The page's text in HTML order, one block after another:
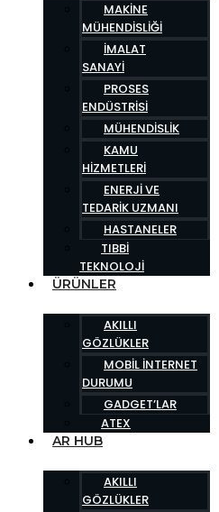
MAKINE
MÜHENDISLIĞI
İMALAT
SANAYI
PROSES
ENDÜSTRISI
MÜHENDISLIK
KAMU
HIZMETLERI
ENERJI VE
TEDARIK UZMANI
HASTANELER
TIBBI
TEKNOLOJI
ÜRÜNLER
AKILLI
GÖZLÜKLER
MOBIL İNTERNET
DURUMU
GADGET’LAR
ATEX
AR HUB
AKILLI
GÖZLÜKLER